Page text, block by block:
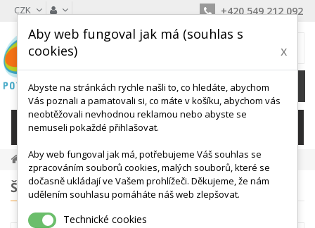
CZK +420 549 212 092
0 Kč
KATEGORIE
Velké Cvičební Míče, Elipsy, Válce
ŠTÍTKY
Aby web fungoval jak má (souhlas s
cookies)
x
Abyste na stránkách rychle našli to, co hledáte, abychom
Vás poznali a pamatovali si, co máte v košíku, abychom vás
neobtěžovali nevhodnou reklamou nebo abyste se
nemuseli pokaždé přihlašovat.
Aby web fungoval jak má, potřebujeme Váš souhlas se
zpracováním souborů cookies, malých souborů, které se
dočasně ukládají ve Vašem prohlížeči. Děkujeme, že nám
udělením souhlasu pomáháte náš web zlepšovat.
Technické cookies